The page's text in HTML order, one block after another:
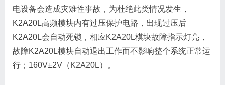
电设备会造成灾难性事故，为杜绝此类情况发生，
K2A20L高频模块内有过压保护电路，出现过压后
K2A20L会自动死锁，相应K2A20L模块故障指示灯亮，
故障K2A20L模块自动退出工作而不影响整个系统正常运
行；160V±2V（K2A20L）。